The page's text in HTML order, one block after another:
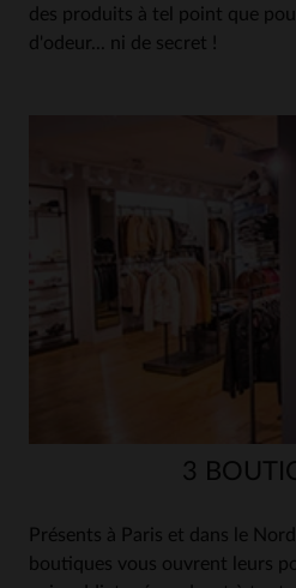
des produits à tel point que
d'odeur... ni de secret !
3
Présents à Paris et dans le
boutiques vous ouvrent leurs